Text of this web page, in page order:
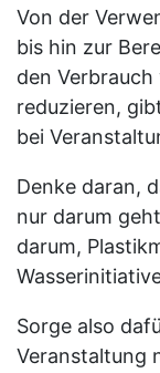
Von der
bis hin zur
den Verbrauch
reduzieren,
bei
Denke daran,
nur darum
darum,
Sorge also
Veranstaltung